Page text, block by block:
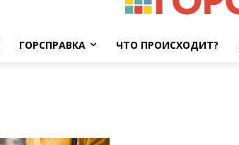
ГОРСПРАВКА ЧТО ПРОИСХОДИТ?